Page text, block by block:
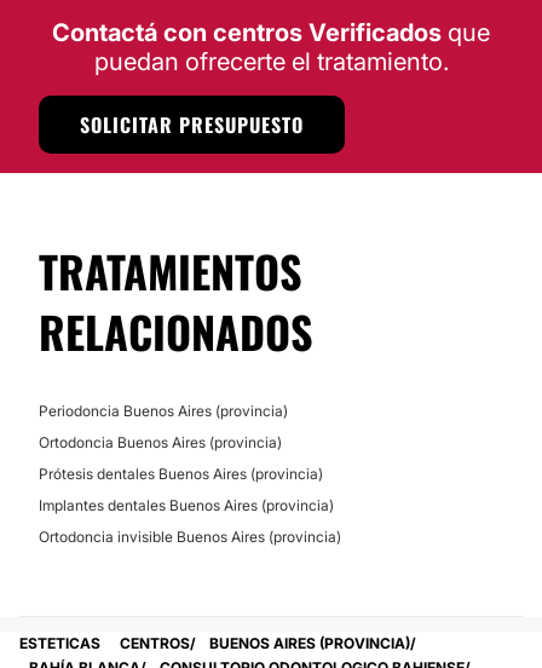
Contactá con centros Verificados que
puedan ofrecerte el tratamiento.
SOLICITAR PRESUPUESTO
TRATAMIENTOS
RELACIONADOS
Periodoncia Buenos Aires (provincia)
Ortodoncia Buenos Aires (provincia)
Prótesis dentales Buenos Aires (provincia)
Implantes dentales Buenos Aires (provincia)
Ortodoncia invisible Buenos Aires (provincia)
ESTETICAS CENTROS
BUENOS AIRES (PROVINCIA)